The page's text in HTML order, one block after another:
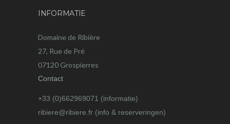
INFORMATIE
Domaine de Ribière
27, Rue de Pré
07120 Grospierres
Contact
+33 (0)662969071 (informatie)
ribiere@ribiere.fr (info & reserveringen)